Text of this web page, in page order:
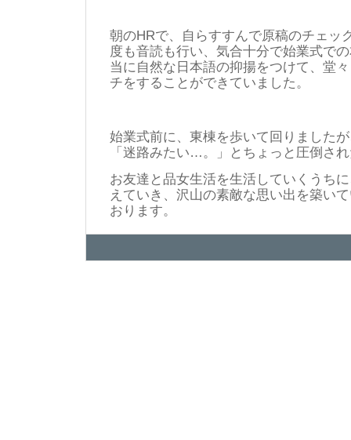
朝のHRで、自らすすんで原稿のチェッ
度も音読も行い、気合十分で始業式で
当に自然な日本語の抑揚をつけて、堂
チをすることができていました。
始業式前に、東棟を歩いて回りました
「迷路みたい…。」とちょっと圧倒さ
お友達と品女生活を生活していくうち
えていき、沢山の素敵な思い出を築い
おります。